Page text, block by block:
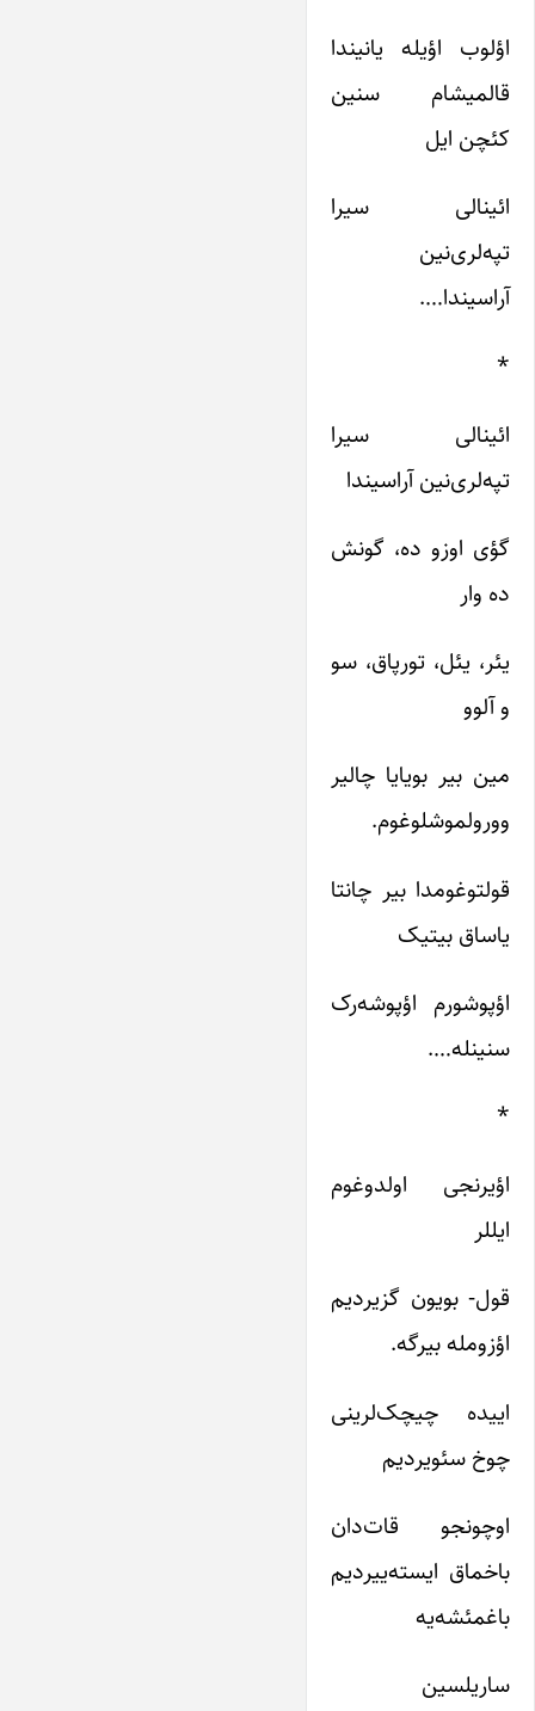
اؤلوب اؤیله یانیندا
قالمیشام سنین
کئچن ایل
ائینا‌لی سیرا
تپه‌لری‌نین
آراسیندا….
*
ائینا‌لی سیرا
تپه‌لری‌نین آراسیندا
گؤی اوزو ده، گونش
ده وار
یئر، یئل، تورپاق، سو
و آلوو
مین بیر بویایا چالیر
وورولموشلوغوم.
قولتوغومدا بیر چانتا
یاساق بیتیک
اؤپوشورم اؤپوشه‌رک
سنینله….
*
اؤیرنجی اولدوغوم
ایللر
قول- بویون گزیردیم
اؤزومله بیرگه.
اییده چیچک‌لرینی
چوخ سئویردیم
اوچونجو قات‌دان
باخماق ایسته‌ییردیم
باغمئشه‌یه
ساریلسین